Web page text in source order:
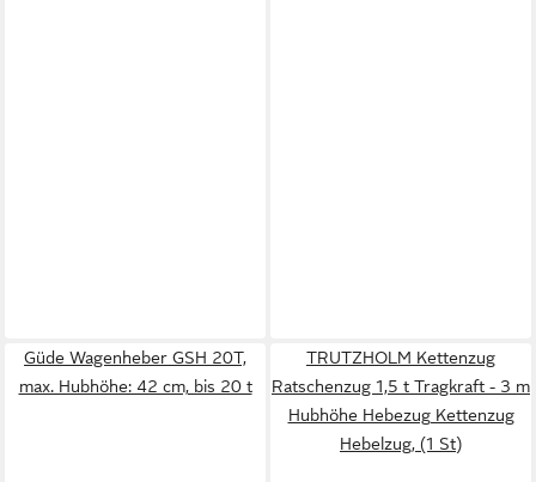
Güde Wagenheber GSH 20T,
max. Hubhöhe: 42 cm, bis 20 t
TRUTZHOLM Kettenzug
Ratschenzug 1,5 t Tragkraft - 3 m
Hubhöhe Hebezug Kettenzug
Hebelzug, (1 St)